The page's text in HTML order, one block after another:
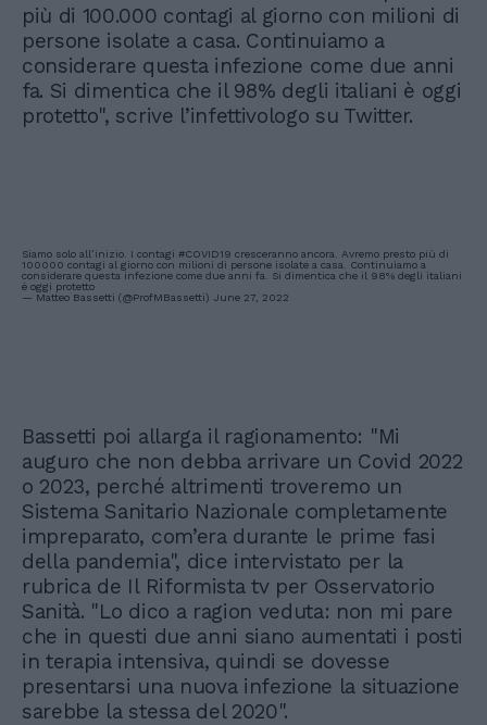
più di 100.000 contagi al giorno con milioni di
persone isolate a casa. Continuiamo a
considerare questa infezione come due anni
fa. Si dimentica che il 98% degli italiani è oggi
protetto", scrive l’infettivologo su Twitter.
Siamo solo all’inizio. I contagi #COVID19 cresceranno ancora. Avremo presto più di
100000 contagi al giorno con milioni di persone isolate a casa. Continuiamo a
considerare questa infezione come due anni fa. Si dimentica che il 98% degli italiani
è oggi protetto
— Matteo Bassetti (@ProfMBassetti) June 27, 2022
Bassetti poi allarga il ragionamento: "Mi
auguro che non debba arrivare un Covid 2022
o 2023, perché altrimenti troveremo un
Sistema Sanitario Nazionale completamente
impreparato, com’era durante le prime fasi
della pandemia", dice intervistato per la
rubrica de Il Riformista tv per Osservatorio
Sanità. "Lo dico a ragion veduta: non mi pare
che in questi due anni siano aumentati i posti
in terapia intensiva, quindi se dovesse
presentarsi una nuova infezione la situazione
sarebbe la stessa del 2020".